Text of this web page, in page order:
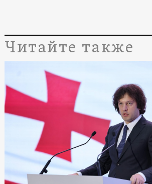
Читайте также